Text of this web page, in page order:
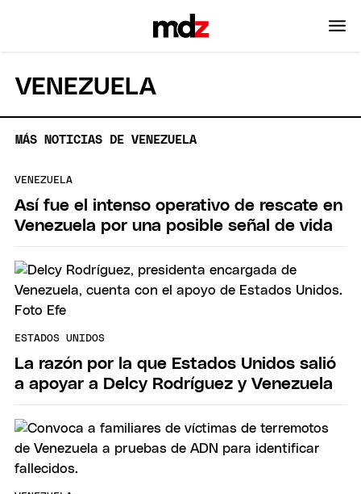
VENEZUELA
MÁS NOTICIAS DE VENEZUELA
VENEZUELA
Así fue el intenso operativo de rescate en
Venezuela por una posible señal de vida
ESTADOS UNIDOS
La razón por la que Estados Unidos salió
a apoyar a Delcy Rodríguez y Venezuela